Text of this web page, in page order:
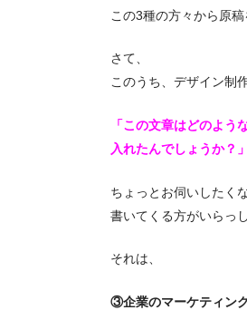
この3種の方々から原稿
さて、
このうち、デザイン制
「この文章はどのよう
入れたんでしょうか？」
ちょっとお伺いしたく
書いてくる方がいらっ
それは、
③企業のマーケティン